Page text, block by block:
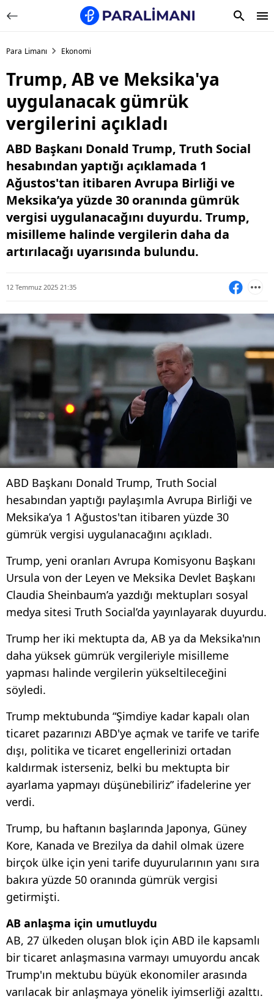
Para Limanı Ekonomi
Trump, AB ve Meksika'ya
uygulanacak gümrük
vergilerini açıkladı
ABD Başkanı Donald Trump, Truth Social
hesabından yaptığı açıklamada 1
Ağustos'tan itibaren Avrupa Birliği ve
Meksika’ya yüzde 30 oranında gümrük
vergisi uygulanacağını duyurdu. Trump,
misilleme halinde vergilerin daha da
artırılacağı uyarısında bulundu.
12 Temmuz 2025 21:35
ABD Başkanı Donald Trump, Truth Social
hesabından yaptığı paylaşımla Avrupa Birliği ve
Meksika’ya 1 Ağustos'tan itibaren yüzde 30
gümrük vergisi uygulanacağını açıkladı.
Trump, yeni oranları Avrupa Komisyonu Başkanı
Ursula von der Leyen ve Meksika Devlet Başkanı
Claudia Sheinbaum’a yazdığı mektupları sosyal
medya sitesi Truth Social’da yayınlayarak duyurdu.
Trump her iki mektupta da, AB ya da Meksika'nın
daha yüksek gümrük vergileriyle misilleme
yapması halinde vergilerin yükseltileceğini
söyledi.
Trump mektubunda “Şimdiye kadar kapalı olan
ticaret pazarınızı ABD'ye açmak ve tarife ve tarife
dışı, politika ve ticaret engellerinizi ortadan
kaldırmak isterseniz, belki bu mektupta bir
ayarlama yapmayı düşünebiliriz” ifadelerine yer
verdi.
Trump, bu haftanın başlarında Japonya, Güney
Kore, Kanada ve Brezilya da dahil olmak üzere
birçok ülke için yeni tarife duyurularının yanı sıra
bakıra yüzde 50 oranında gümrük vergisi
getirmişti.
AB anlaşma için umutluydu
AB, 27 ülkeden oluşan blok için ABD ile kapsamlı
bir ticaret anlaşmasına varmayı umuyordu ancak
Trump'ın mektubu büyük ekonomiler arasında
varılacak bir anlaşmaya yönelik iyimserliği azalttı.